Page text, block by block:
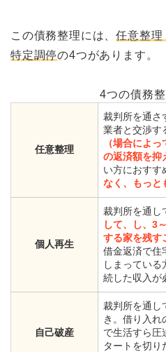
この債務整理には、任意整理
特定調停の4つがあります。
4つの債務
任意整理
裁判所を通さ
業者と交渉す
（場合によ
の返済額を抑
い方におすす
なく、もっと
個人再生
裁判所を通し
して、し、3
する家を残す
借金返済で住
しまってい
続した収入が
自己破産
裁判所を通し
き。借り入れ
で生活すら圧
タートを切り